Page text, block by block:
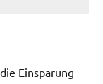
Einsparung